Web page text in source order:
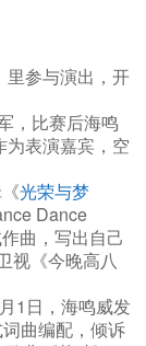
里参与演出，开
，比赛后海鸣
为表演嘉宾，空
光荣与梦
Dance
曲，写出自己
视《今晚高八
1日，海鸣威发
曲编配，倾诉